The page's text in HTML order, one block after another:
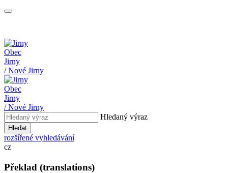
Obec
Jirny
/ Nové Jirny
Obec
Jirny
/ Nové Jirny
Hledaný výraz
Hledat
rozšířené vyhledávání
cz
Překlad (translations)